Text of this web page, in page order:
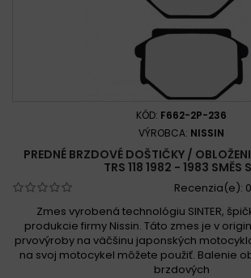
KÓD: F662-2P-236
VÝROBCA: NISSIN
PREDNÉ BRZDOVÉ DOŠTIČKY /
TRS 118 1982 - 1983 SMĚS
Recenzia(e): 0
Zmes vyrobená technológiu SINTER,
produkcie firmy Nissin. Táto zmes je v
prvovýroby na väčšinu japonských
na svoj motocykel môžete použiť. Balenie
brzdových